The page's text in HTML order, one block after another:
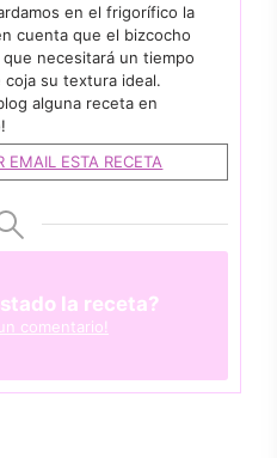
en el frigorífico la
cuenta que el bizcocho
necesitará un tiempo
su textura ideal.
alguna receta en
EMAIL ESTA RECETA
la receta?
comentario!